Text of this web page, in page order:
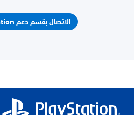
الاتصال بقسم دعم PlayStation